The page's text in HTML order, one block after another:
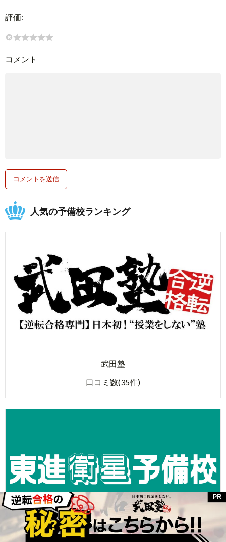
評価:
コメント
人気の予備校ランキング
武田塾
口コミ数(35件)